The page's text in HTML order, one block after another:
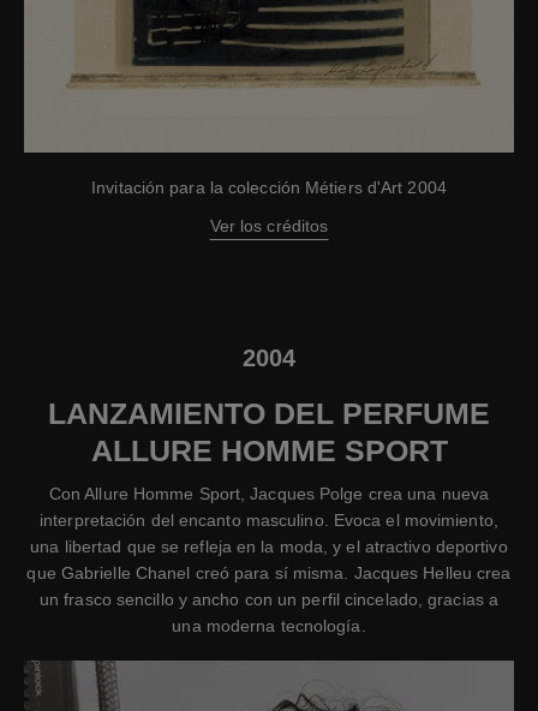
Invitación para la colección Métiers d'Art 2004
Ver los créditos
2004
LANZAMIENTO DEL PERFUME
ALLURE HOMME SPORT
Con Allure Homme Sport, Jacques Polge crea una nueva
interpretación del encanto masculino. Evoca el movimiento,
una libertad que se refleja en la moda, y el atractivo deportivo
que Gabrielle Chanel creó para sí misma. Jacques Helleu crea
un frasco sencillo y ancho con un perfil cincelado, gracias a
una moderna tecnología.